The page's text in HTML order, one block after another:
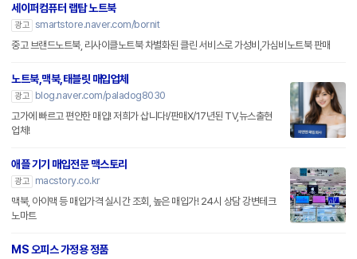
세이퍼컴퓨터 랩탑 노트북
광고 smartstore.naver.com/bornit
중고 브랜드노트북, 리사이클노트북 차별화된 클린 서비스로 가성비,가심비노트북 판매
노트북,맥북,태블릿 매입업체
광고
blog.naver.com/paladog8030
고가에 빠르고 편안한 매입! 저희가 삽니다!/판매X/17년된 TV,뉴스출현
업체!
애플 기기 매입전문 맥스토리
광고
macstory.co.kr
맥북, 아이맥 등 매입가격 실시간 조회, 높은 매입가! 24시 상담 강변테크
노마트
MS 오피스 가정용 정품